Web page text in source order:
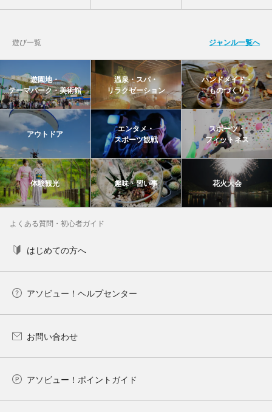
遊び一覧 ジャンル一覧へ
遊園地・
テーマパーク・美術館
温泉・スパ・
リラクゼーション
ハンドメイド・
ものづくり
アウトドア
エンタメ・
スポーツ観戦
スポーツ・
フィットネス
体験観光 趣味・習い事 花火大会
よくある質問・初心者ガイド
はじめての方へ
アソビュー！ヘルプセンター
お問い合わせ
アソビュー！ポイントガイド